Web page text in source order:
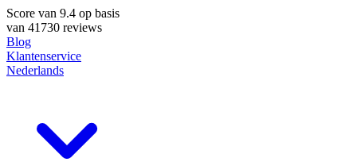
Score van 9.4 op basis
van 41730 reviews
Blog
Klantenservice
Nederlands